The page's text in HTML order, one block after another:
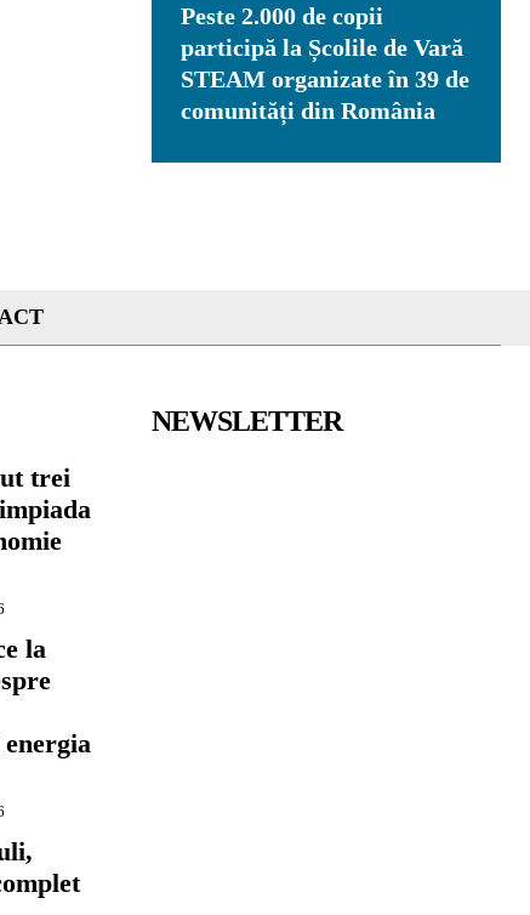
Peste 2.000 de copii
participă la Școlile de Vară
STEAM organizate în 39 de
comunități din România
trei
la
NEWSLETTER